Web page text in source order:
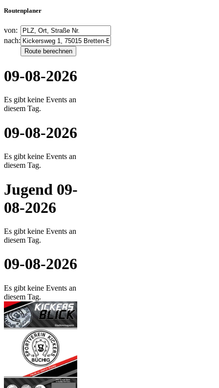
Routenplaner
von:
nach:
09-08-2026
Es gibt keine Events an
diesem Tag.
09-08-2026
Es gibt keine Events an
diesem Tag.
Jugend 09-
08-2026
Es gibt keine Events an
diesem Tag.
09-08-2026
Es gibt keine Events an
diesem Tag.